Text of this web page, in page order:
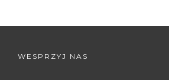
WESPRZYJ NAS